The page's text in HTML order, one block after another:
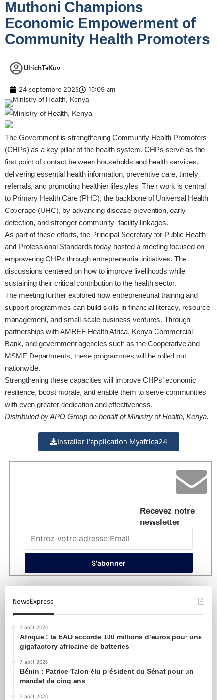
Muthoni Champions
Economic Empowerment of
Community Health Promoters
UlrichTeKuv
24 septembre 2025 10:09 am
The Government is strengthening Community Health Promoters
(CHPs) as a key pillar of the health system. CHPs serve as the
first point of contact between households and health services,
delivering essential health information, preventive care, timely
referrals, and promoting healthier lifestyles. Their work is central
to Primary Health Care (PHC), the backbone of Universal Health
Coverage (UHC), by advancing disease prevention, early
detection, and stronger community–facility linkages.
As part of these efforts, the Principal Secretary for Public Health
and Professional Standards today hosted a meeting focused on
empowering CHPs through entrepreneurial initiatives. The
discussions centered on how to improve livelihoods while
sustaining their critical contribution to the health sector.
The meeting further explored how entrepreneurial training and
support programmes can build skills in financial literacy, resource
management, and small-scale business ventures. Through
partnerships with AMREF Health Africa, Kenya Commercial
Bank, and government agencies such as the Cooperative and
MSME Departments, these programmes will be rolled out
nationwide.
Strengthening these capacities will improve CHPs’ economic
resilience, boost morale, and enable them to serve communities
with even greater dedication and effectiveness.
Distributed by APO Group on behalf of Ministry of Health, Kenya.
Installer l'application Myafrica24
Recevez notre
newsletter
NewsExpress
7 août 2026
Afrique : la BAD accorde 100 millions d’euros pour une
gigafactory africaine de batteries
7 août 2026
Bénin : Patrice Talon élu président du Sénat pour un
mandat de cinq ans
7 août 2026